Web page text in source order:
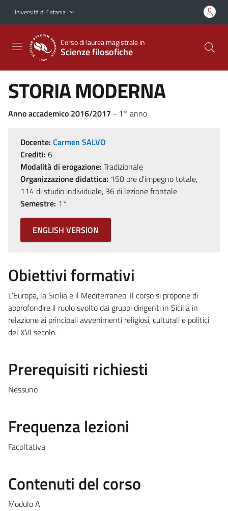
Vai al contenuto principale
Vai al menu di navigazione
Università di Catania
Corso di laurea magistrale in
Scienze filosofiche
STORIA MODERNA
Anno accademico 2016/2017 - 1° anno
Docente: Carmen SALVO
Crediti: 6
Modalità di erogazione: Tradizionale
Organizzazione didattica: 150 ore d'impegno totale,
114 di studio individuale, 36 di lezione frontale
Semestre: 1°
ENGLISH VERSION
Obiettivi formativi
L’Europa, la Sicilia e il Mediterraneo. Il corso si propone di
approfondire il ruolo svolto dai gruppi dirigenti in Sicilia in
relazione ai principali avvenimenti religiosi, culturali e politici
del XVI secolo.
Prerequisiti richiesti
Nessuno
Frequenza lezioni
Facoltativa
Contenuti del corso
Modulo A